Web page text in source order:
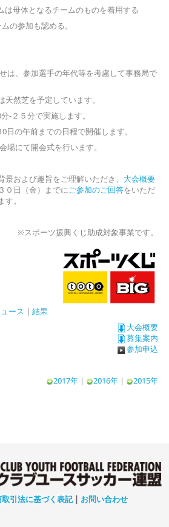
は母体となるチームのものを着用する
の参加も認める。
は、参加選手の年代等を考慮して事務局で
天然芝を予定しています。
-２５分で実施します。
日の午前までの日程で開催します。
場にて開会式を行います。
および趣旨をご理解いただき、 大会概要
０日（金）までにご参加のご回答をいただ
。
※スポーツ振興くじ助成対象事業です。
ース | 結果
大会概要
募集案内
参加申込
2017年| 2016年| 2015年
引法に基づく表記| お問い合わせ